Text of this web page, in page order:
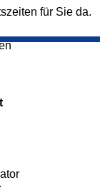
Riem
für Sie da.